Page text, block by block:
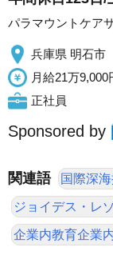
パラマウントケア
兵庫県 明石市
月給21万
正社員
Sponsored by
関連語 国際深
ジョイデス・レ
企業内教育企業